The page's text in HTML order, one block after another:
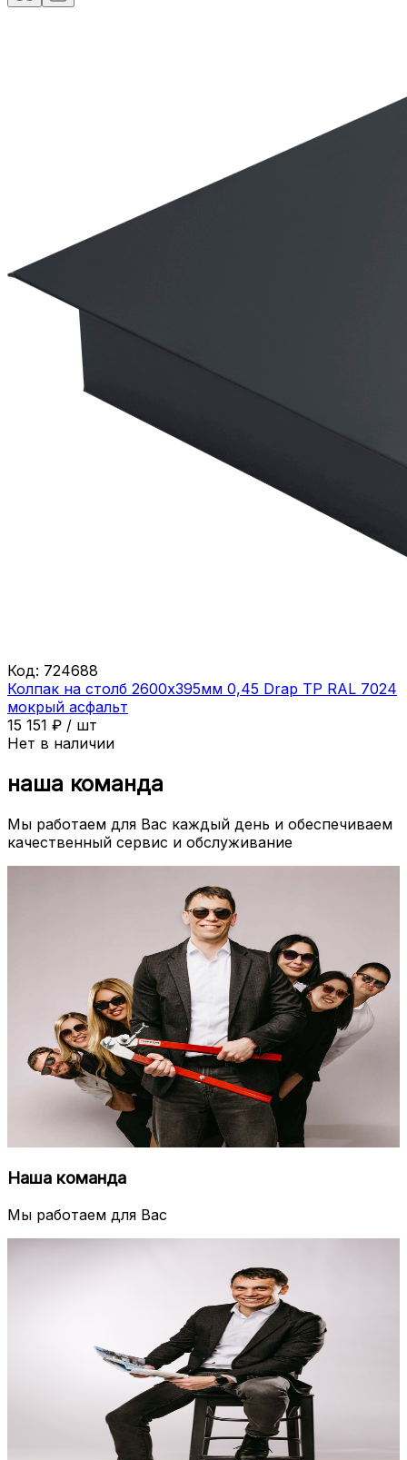
Код: 724688
Колпак на столб 2600х395мм 0,45 Drap ТР RAL 7024
мокрый асфальт
15 151 ₽ / шт
Нет в наличии
наша команда
Мы работаем для Вас каждый день и обеспечиваем
качественный сервис и обслуживание
Наша команда
Мы работаем для Вас